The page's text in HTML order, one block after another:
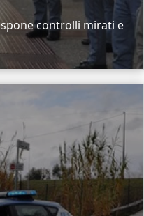
controlli mirati e